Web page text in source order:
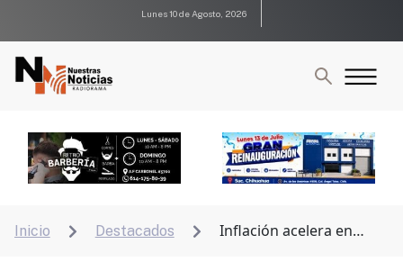
Lunes 10 de Agosto, 2026
Inicio  Destacados 
Inflación acelera en